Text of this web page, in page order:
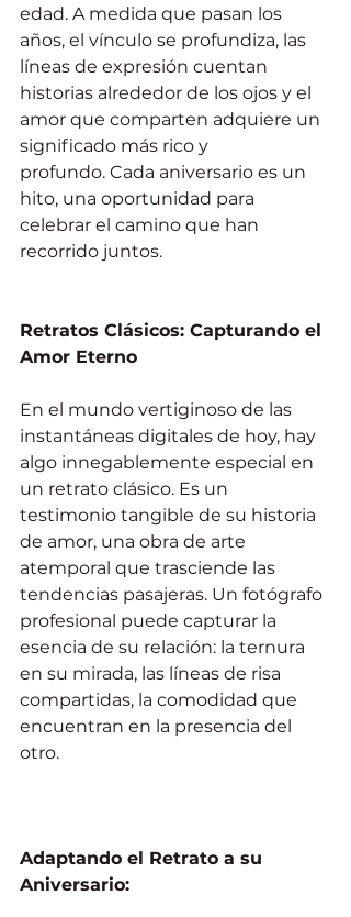
edad. A medida que pasan los
años, el vínculo se profundiza, las
líneas de expresión cuentan
historias alrededor de los ojos y el
amor que comparten adquiere un
significado más rico y
profundo. Cada aniversario es un
hito, una oportunidad para
celebrar el camino que han
recorrido juntos.
Retratos Clásicos: Capturando el
Amor Eterno
En el mundo vertiginoso de las
instantáneas digitales de hoy, hay
algo innegablemente especial en
un retrato clásico. Es un
testimonio tangible de su historia
de amor, una obra de arte
atemporal que trasciende las
tendencias pasajeras. Un fotógrafo
profesional puede capturar la
esencia de su relación: la ternura
en su mirada, las líneas de risa
compartidas, la comodidad que
encuentran en la presencia del
otro.
Adaptando el Retrato a su
Aniversario: